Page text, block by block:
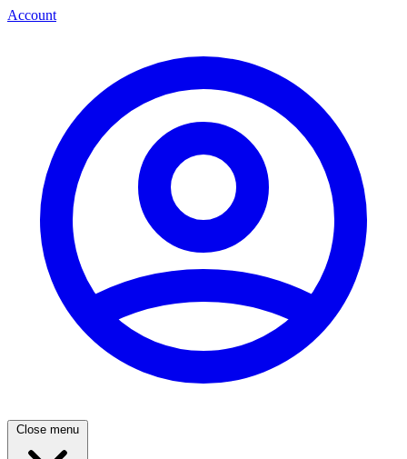
Account
Close menu